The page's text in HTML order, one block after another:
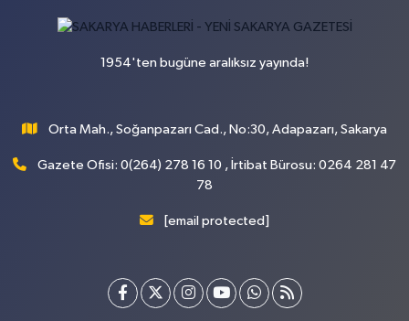
1954'ten bugüne aralıksız yayında!
Orta Mah., Soğanpazarı Cad., No:30, Adapazarı, Sakarya
Gazete Ofisi: 0(264) 278 16 10 , İrtibat Bürosu: 0264 281 47
78
[email protected]